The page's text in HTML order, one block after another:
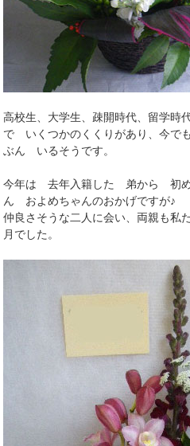
高校生、大学生、疎開時代、留学
で いくつかのくくりがあり、今で
ぶん いるそうです。
今年は 去年入籍した 弟から 初め
ん およめちゃんのおかげですが♪
仲良さそうな二人に会い、両親も
月でした。